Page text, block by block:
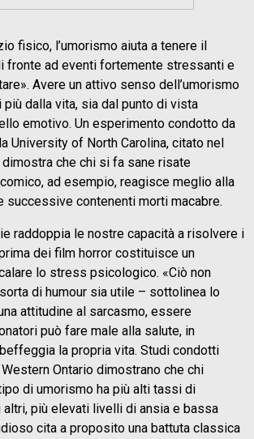
fisico, l’umorismo aiuta a tenere il
fronte ad eventi fortemente stressanti e
Avere un attivo senso dell’umorismo
più dalla vita, sia dal punto di vista
emotivo. Un esperimento condotto da
University of North Carolina, citato nel
che chi si fa sane risate
ad esempio, reagisce meglio alla
contenenti morti macabre.
raddoppia le nostre capacità a risolvere i
dei film horror costituisce un
lo stress psicologico. «Ciò non
di humour sia utile – sottolinea lo
attitudine al sarcasmo, essere
può fare male alla salute, in
la propria vita. Studi condotti
Ontario dimostrano che chi
di umorismo ha più alti tassi di
più elevati livelli di ansia e bassa
cita a proposito una battuta classica